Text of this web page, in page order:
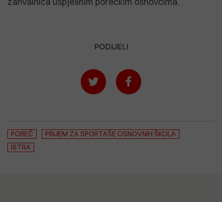
PODIJELI
POREČ
PRIJEM ZA SPORTAŠE OSNOVNIH ŠKOLA
ISTRA